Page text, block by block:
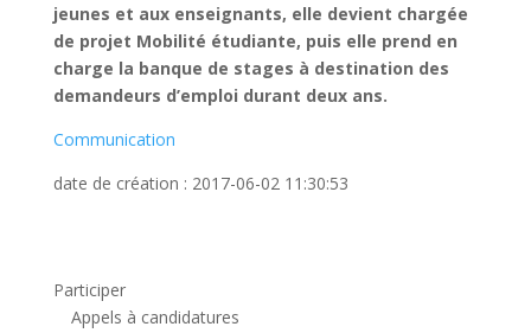
jeunes et aux enseignants, elle devient chargée
de projet Mobilité étudiante, puis elle prend en
charge la banque de stages à destination des
demandeurs d’emploi durant deux ans.
Communication
date de création : 2017-06-02 11:30:53
Participer
Appels à candidatures